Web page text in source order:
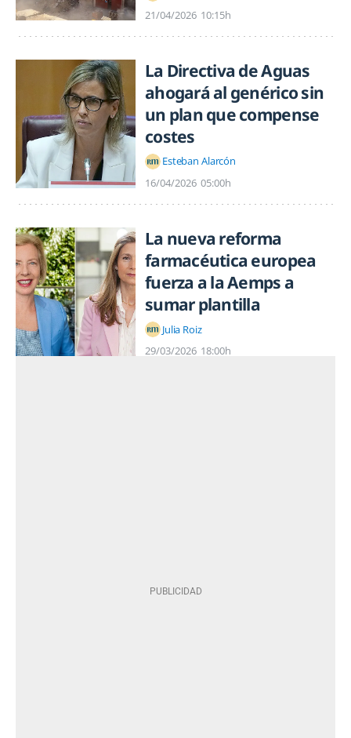
21/04/2026 10:15h
La Directiva de Aguas
ahogará al genérico sin
un plan que compense
costes
Esteban Alarcón
16/04/2026 05:00h
La nueva reforma
farmacéutica europea
fuerza a la Aemps a
sumar plantilla
Julia Roiz
29/03/2026 18:00h